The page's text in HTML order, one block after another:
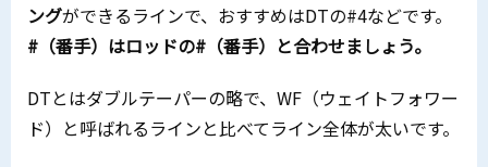
ングができるラインで、おすすめはDTの#4などです。
#（番手）はロッドの#（番手）と合わせましょう。
DTとはダブルテーパーの略で、WF（ウェイトフォワー
ド）と呼ばれるラインと比べてライン全体が太いです。